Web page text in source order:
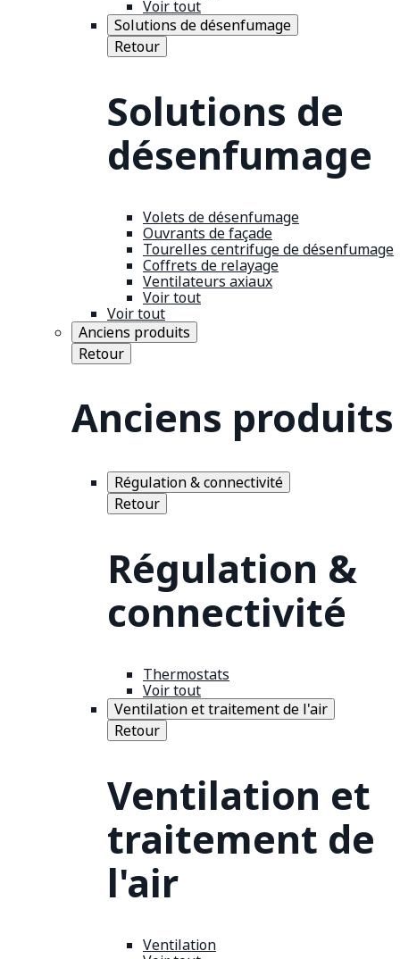
Voir tout
Solutions de désenfumage
Retour
Solutions de
désenfumage
Volets de désenfumage
Ouvrants de façade
Tourelles centrifuge de désenfumage
Coffrets de relayage
Ventilateurs axiaux
Voir tout
Voir tout
Anciens produits
Retour
Anciens produits
Régulation & connectivité
Retour
Régulation &
connectivité
Thermostats
Voir tout
Ventilation et traitement de l'air
Retour
Ventilation et
traitement de
l'air
Ventilation